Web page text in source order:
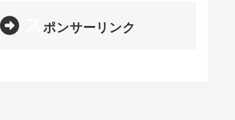
ポンサーリンク